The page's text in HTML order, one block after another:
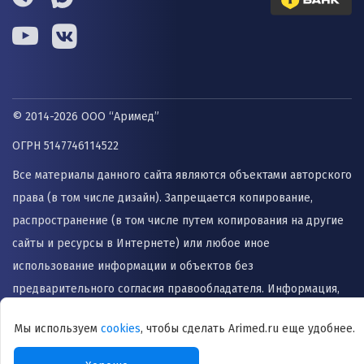
© 2014-2026 ООО “Аримед”
ОГРН 5147746114522
Все материалы данного сайта являются объектами авторского
права (в том числе дизайн). Запрещается копирование,
распространение (в том числе путем копирования на другие
сайты и ресурсы в Интернете) или любое иное
использование информации и объектов без
предварительного согласия правообладателя. Информация,
может быть использована для назначения лечения и
Мы используем cookies, чтобы сделать Arimed.ru еще удобнее.